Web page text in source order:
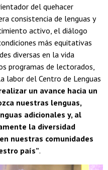
del quehacer
consistencia de lenguas y
activo, el diálogo
más equitativas
diversas en la vida
programas de lectorados,
labor del Centro de Lenguas
un avance hacia un
nuestras lenguas,
adicionales y, al
la diversidad
nuestras comunidades
país”.